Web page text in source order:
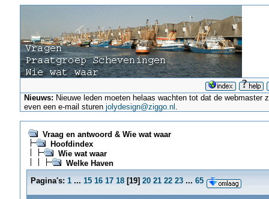
Nieuws: Nieuwe leden moeten helaas wachten tot dat de
even een e-mail sturenjolydesign@ziggo.nl .
Vraag en antwoord & Wie wat waar
Hoofdindex
Wie wat waar
Welke Haven
Pagina's: 1 ... 15 16 17 18[19] 20 21 22 23 ... 65